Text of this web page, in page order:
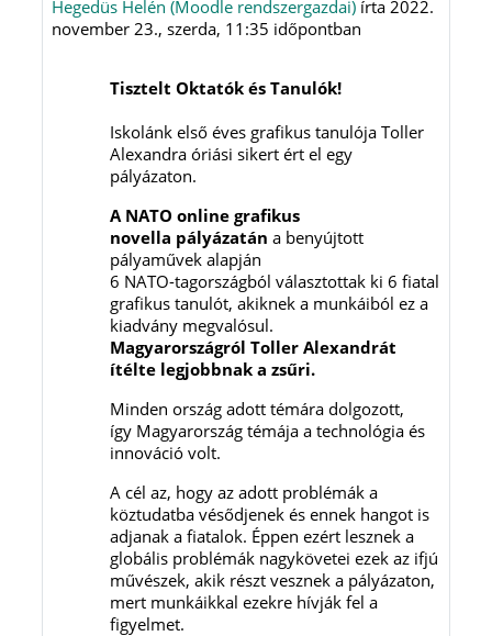
Moodle.com
Hegedüs Helén (Moodle rendszergazdai) írta 2022.
november 23., szerda, 11:35 időpontban
Tisztelt Oktatók és Tanulók!
Iskolánk első éves grafikus tanulója Toller
Alexandra óriási sikert ért el egy
pályázaton.
A NATO online grafikus
novella pályázatán a benyújtott
pályaművek alapján
6 NATO-tagországból választottak ki 6 fiatal
grafikus tanulót, akiknek a munkáiból ez a
kiadvány megvalósul.
Magyarországról Toller Alexandrát
ítélte legjobbnak a zsűri.
Minden ország adott témára dolgozott,
így Magyarország témája a technológia és
innováció volt.
A cél az, hogy az adott problémák a
köztudatba vésődjenek és ennek hangot is
adjanak a fiatalok. Éppen ezért lesznek a
globális problémák nagykövetei ezek az ifjú
művészek, akik részt vesznek a pályázaton,
mert munkáikkal ezekre hívják fel a
figyelmet.